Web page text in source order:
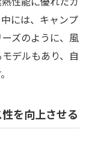
には、キャンプ
ズのように、風
デルもあり、自
を向上させる